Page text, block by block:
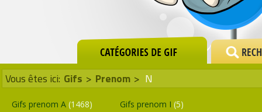
Vous êtes ici: Gifs > Prenom > N
Gifs prenom A (1468)
Gifs prenom I (5)